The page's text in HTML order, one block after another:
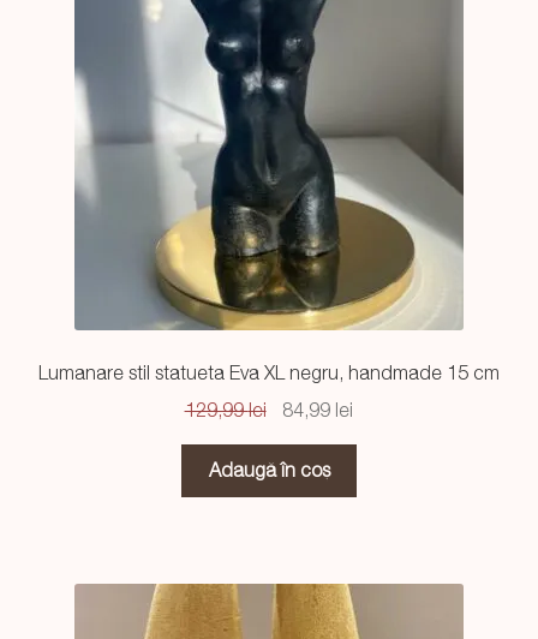
Lumanare stil statueta Eva XL negru, handmade 15 cm
129,99lei
Prețul
a
fost:
84,99 lei
84,99 lei.
Adaugă în coș